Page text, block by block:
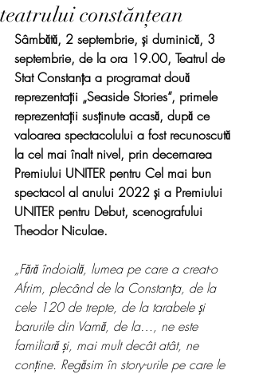
teatrului constănțean
Sâmbătă, 2 septembrie, și duminică, 3
septembrie, de la ora 19.00, Teatrul de
Stat Constanța a programat două
reprezentații „Seaside Stories“, primele
reprezentații susținute acasă, după ce
valoarea spectacolului a fost recunoscută
la cel mai înalt nivel, prin decernarea
Premiului UNITER pentru Cel mai bun
spectacol al anului 2022 și a Premiului
UNITER pentru Debut, scenografului
Theodor Niculae.
„Fără îndoială, lumea pe care a creat-o
Afrim, plecând de la Constanța, de la
cele 120 de trepte, de la tarabele și
barurile din Vamă, de la…, ne este
familiară și, mai mult decât atât, ne
conține. Regăsim în story-urile pe care le